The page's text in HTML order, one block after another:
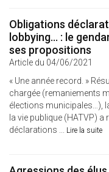
Obligations
lobbying... : le
ses propositions
Article du 04/06/2021
« Une année record. »
chargée (remaniements
élections municipales…),
la vie publique (HATVP)
déclarations ... Lire la suite